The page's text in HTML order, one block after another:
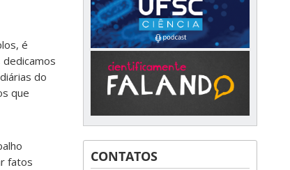
é
do
que
fatos
CONTATOS